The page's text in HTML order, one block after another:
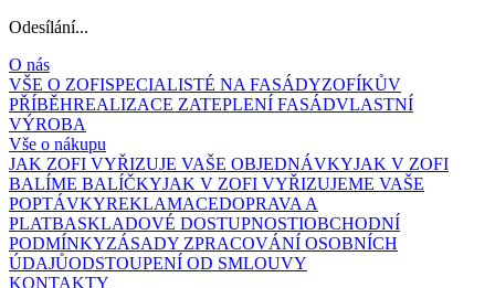
Odesílání...
O nás
VŠE O ZOFISPECIALISTÉ NA FASÁDYZOFÍKŮV
PŘÍBĚHREALIZACE ZATEPLENÍ FASÁDVLASTNÍ
VÝROBA
Vše o nákupu
JAK ZOFI VYŘIZUJE VAŠE OBJEDNÁVKYJAK V ZOFI
BALÍME BALÍČKYJAK V ZOFI VYŘIZUJEME VAŠE
POPTÁVKYREKLAMACEDOPRAVA A
PLATBASKLADOVÉ DOSTUPNOSTIOBCHODNÍ
PODMÍNKYZÁSADY ZPRACOVÁNÍ OSOBNÍCH
ÚDAJŮODSTOUPENÍ OD SMLOUVY
KONTAKTY